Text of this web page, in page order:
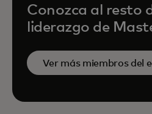
Conozca al resto
liderazgo de
Ver más miembros del